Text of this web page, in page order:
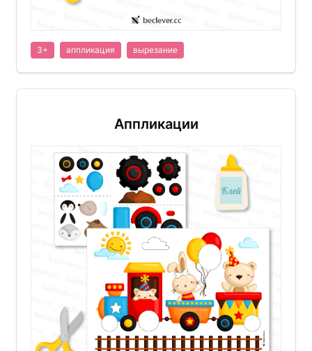
3+ аппликация вырезание
Аппликации